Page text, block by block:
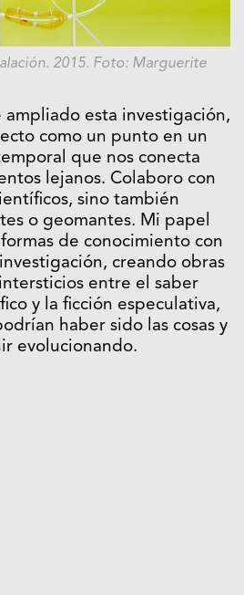
2015. Foto: Marguerite
ampliado esta investigación,
como un punto en un
que nos conecta
lejanos. Colaboro con
sino también
o geomantes. Mi papel
de conocimiento con
creando obras
entre el saber
y la ficción especulativa,
haber sido las cosas y
evolucionando.